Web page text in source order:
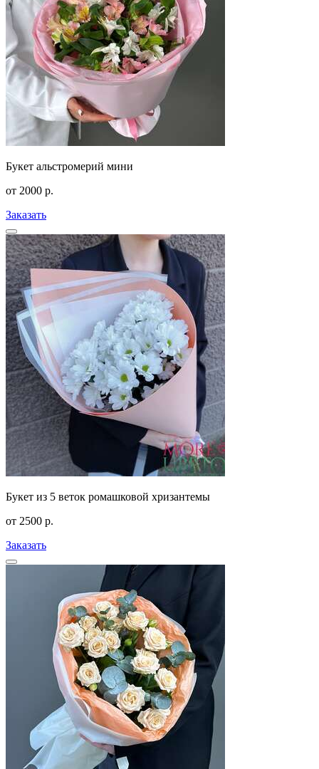
Букет альстромерий мини
от 2000 р.
Заказать
Букет из 5 веток ромашковой хризантемы
от 2500 р.
Заказать